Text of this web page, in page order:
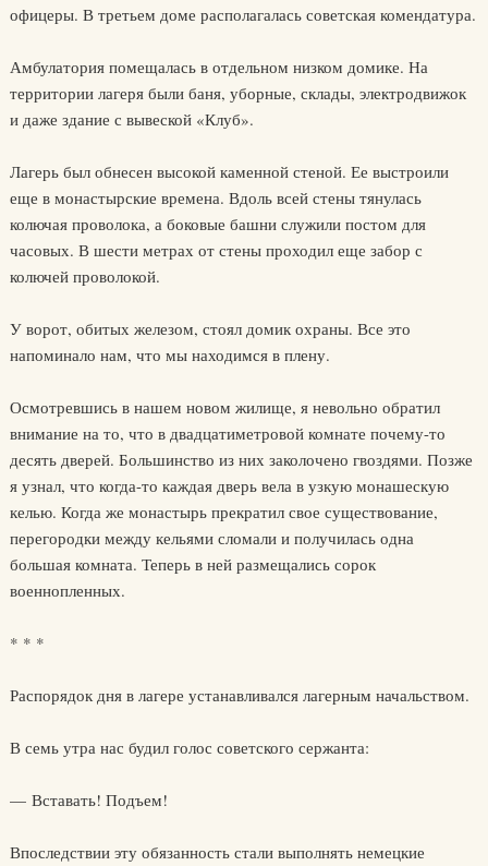
офицеры. В третьем доме располагалась советская комендатура.
Амбулатория помещалась в отдельном низком домике. На
территории лагеря были баня, уборные, склады, электродвижок
и даже здание с вывеской «Клуб».
Лагерь был обнесен высокой каменной стеной. Ее выстроили
еще в монастырские времена. Вдоль всей стены тянулась
колючая проволока, а боковые башни служили постом для
часовых. В шести метрах от стены проходил еще забор с
колючей проволокой.
У ворот, обитых железом, стоял домик охраны. Все это
напоминало нам, что мы находимся в плену.
Осмотревшись в нашем новом жилище, я невольно обратил
внимание на то, что в двадцатиметровой комнате почему-то
десять дверей. Большинство из них заколочено гвоздями. Позже
я узнал, что когда-то каждая дверь вела в узкую монашескую
келью. Когда же монастырь прекратил свое существование,
перегородки между кельями сломали и получилась одна
большая комната. Теперь в ней размещались сорок
военнопленных.
* * *
Распорядок дня в лагере устанавливался лагерным начальством.
В семь утра нас будил голос советского сержанта:
— Вставать! Подъем!
Впоследствии эту обязанность стали выполнять немецкие